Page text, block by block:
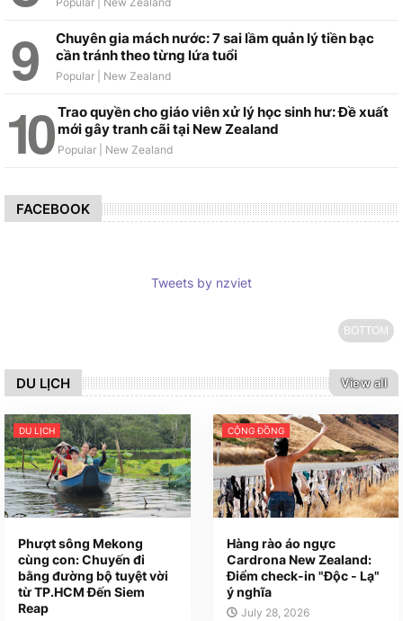
Chuyên gia mách nước: 7 sai lầm quản lý tiền bạc
cần tránh theo từng lứa tuổi
Trao quyền cho giáo viên xử lý học sinh hư: Đề xuất
mới gây tranh cãi tại New Zealand
FACEBOOK
Tweets by nzviet
BOTTOM
DU LỊCH View all
DU LỊCH
Phượt sông Mekong
cùng con: Chuyến đi
bằng đường bộ tuyệt vời
từ TP.HCM Đến Siem
Reap
CỘNG ĐỒNG
Hàng rào áo ngực
Cardrona New Zealand:
Điểm check-in "Độc - Lạ"
ý nghĩa
July 28, 2026